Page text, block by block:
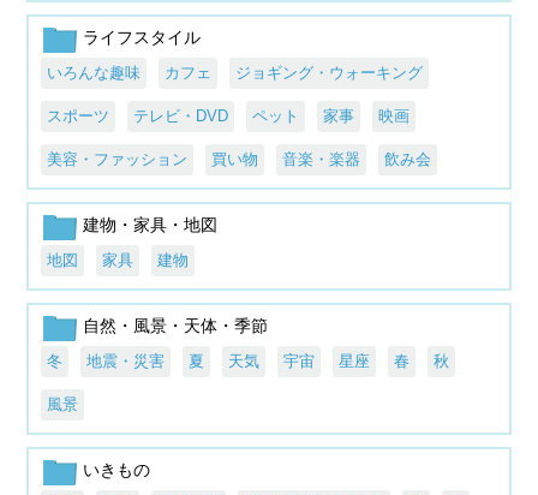
ライフスタイル
いろんな趣味 カフェ ジョギング・ウォーキング
スポーツ テレビ・DVD ペット 家事 映画
美容・ファッション 買い物 音楽・楽器 飲み会
建物・家具・地図
地図 家具 建物
自然・風景・天体・季節
冬 地震・災害 夏 天気 宇宙 星座 春 秋
風景
いきもの